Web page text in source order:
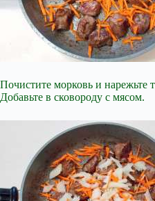
Почистите морковь и нарежьте
Добавьте в сковороду с мясом.